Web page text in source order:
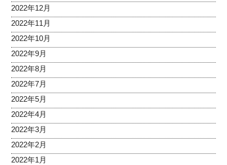
2022年12月
2022年11月
2022年10月
2022年9月
2022年8月
2022年7月
2022年5月
2022年4月
2022年3月
2022年2月
2022年1月